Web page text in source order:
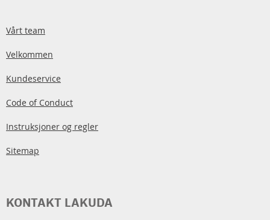
Vårt team
Velkommen
Kundeservice
Code of Conduct
Instruksjoner og regler
Sitemap
KONTAKT LAKUDA